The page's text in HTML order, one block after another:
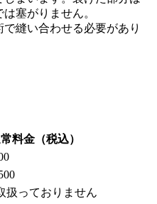
塞がりません。
で縫い合わせる必要があり
料金（税込）
扱っておりません